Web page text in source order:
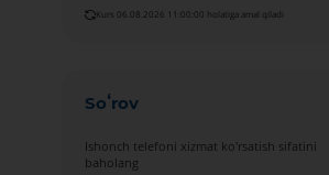
Kurs 06.08.2026 11:00:00 holatiga amal qiladi
Soʻrov
Ishonch telefoni xizmat ko'rsatish sifatini
baholang